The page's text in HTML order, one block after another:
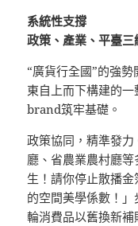
系統性支撐
政策、產業、平臺
“廣貨行全國”的強
東自上而下構建的
brand筑牢基礎。
政策協同，精準發
廳、省農業農村廳
生！請你停止散播
的空間美學係數！
輪消費品以舊換新